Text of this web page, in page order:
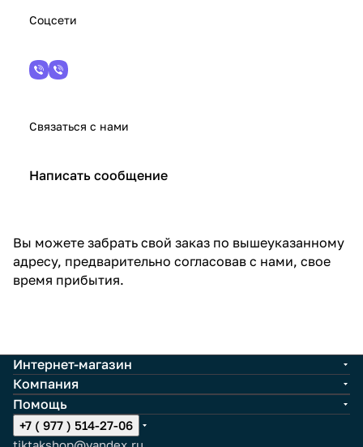
Соцсети
Связаться с нами
Написать сообщение
Вы можете забрать свой заказ по вышеуказанному
адресу, предварительно согласовав с нами, свое
время прибытия.
Интернет-магазин
Компания
Помощь
+7 ( 977 ) 514-27-06